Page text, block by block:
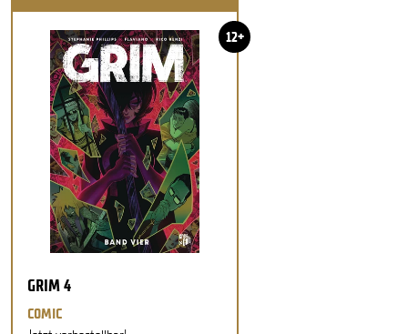
12+
GRIM 4
COMIC